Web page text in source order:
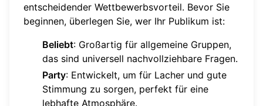
entscheidender Wettbewerbsvorteil. Bevor Sie
beginnen, überlegen Sie, wer Ihr Publikum ist:
Beliebt: Großartig für allgemeine Gruppen,
das sind universell nachvollziehbare Fragen.
Party: Entwickelt, um für Lacher und gute
Stimmung zu sorgen, perfekt für eine
lebhafte Atmosphäre.